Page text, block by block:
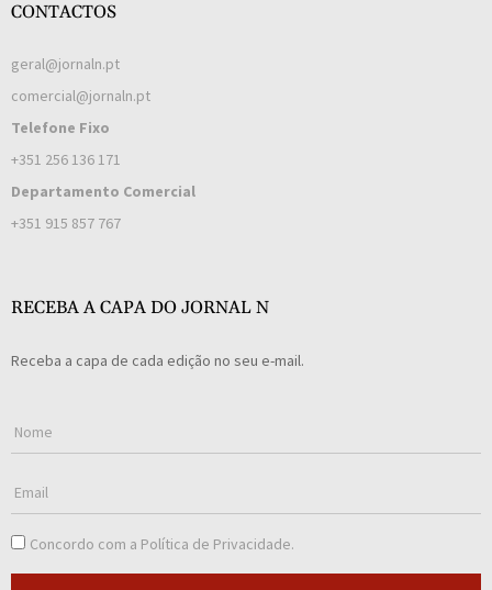
CONTACTOS
geral@jornaln.pt
comercial@jornaln.pt
Telefone Fixo
+351 256 136 171
Departamento Comercial
+351 915 857 767
RECEBA A CAPA DO JORNAL N
Receba a capa de cada edição no seu e-mail.
Concordo com a Política de Privacidade.